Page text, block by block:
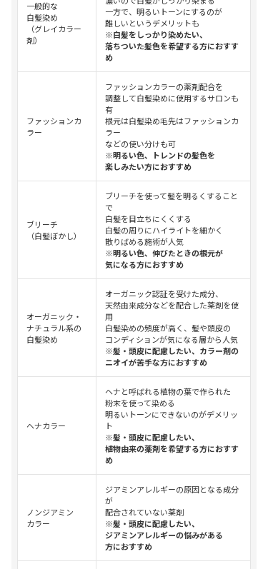
一般的な
白髪染め
（グレイカラー
剤）
一方で、明るいトーンにするのが
難しいというデメリットも
※白髪をしっかり染めたい、
落ちついた髪色を希望する方におすす
め
ファッションカ
ラー
ファッションカラーの薬剤配合を
調整して白髪染めに使用するサロンも
有
根元は白髪染め毛先はファッションカ
ラー
などの使い分けも可
※明るい色、トレンドの髪色を
楽しみたい方におすすめ
ブリーチ
（白髪ぼかし）
ブリーチを使って髪を明るくすること
で
白髪を目立ちにくくする
白髪の周りにハイライトを細かく
散りばめる施術が人気
※明るい色、伸びたときの根元が
気になる方におすすめ
オーガニック・
ナチュラル系の
白髪染め
オーガニック認証を受けた成分、
天然由来成分などを配合した薬剤を使
用
白髪染めの頻度が高く、髪や頭皮の
コンディションが気になる層から人気
※髪・頭皮に配慮したい、カラー剤の
ニオイが苦手な方におすすめ
ヘナカラー
ヘナと呼ばれる植物の葉で作られた
粉末を使って染める
明るいトーンにできないのがデメリッ
ト
※髪・頭皮に配慮したい、
植物由来の薬剤を希望する方におすす
め
ノンジアミン
カラー
ジアミンアレルギーの原因となる成分
が
配合されていない薬剤
※髪・頭皮に配慮したい、
ジアミンアレルギーの悩みがある
方におすすめ